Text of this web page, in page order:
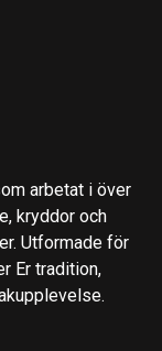
arbetat i över
kryddor och
Utformade för
Er tradition,